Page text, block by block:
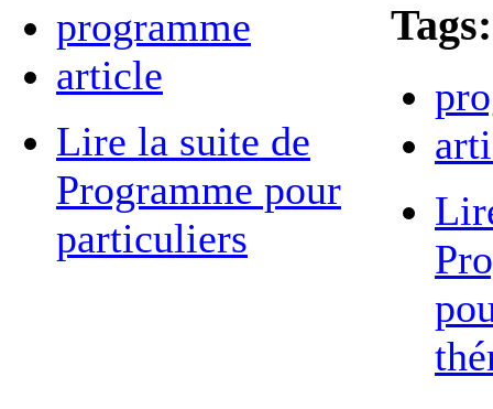
programme
article
Lire la suite de
Programme pour
particuliers
Tags: